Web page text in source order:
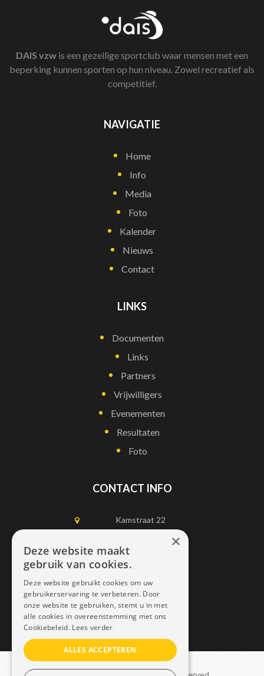
DAIS vzw is een gezellige sportclub waar mensen met een
beperking kunnen sporten op hun niveau. Zowel recreatief als
competitief.
NAVIGATIE
Home
Info
Media
Foto
Kalender
Nieuws
Contact
LINKS
Documenten
Links
Partners
Vrijwilligers
Evenementen
Resultaten
Foto
CONTACT INFO
Kamstraat 22
1750 Lennik
0497452898
info@dais.be
×
Deze website maakt
gebruik van cookies.
Deze website gebruikt cookies om uw
gebruikerservaring te verbeteren. Door
onze website te gebruiken, stemt u in met
alle cookies in overeenstemming met ons
Cookiebeleid. Lees verder
ALLES ACCEPTEREN